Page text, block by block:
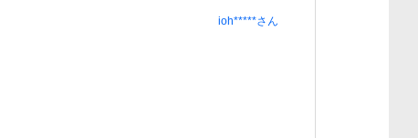
ioh*****さん